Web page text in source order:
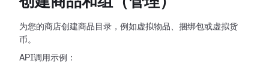
为您的商店创建商品目录，例如虚拟物品、捆绑包或虚拟货
币。
API调用示例：